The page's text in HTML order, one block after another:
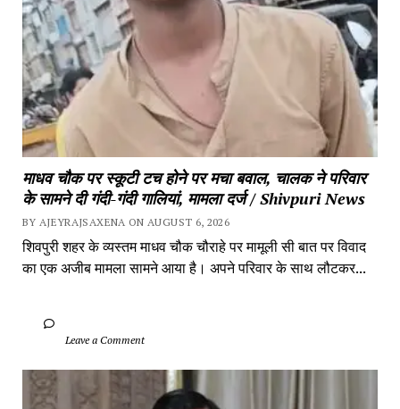
माधव चौक पर स्कूटी टच होने पर मचा बवाल, चालक ने परिवार
के सामने दी गंदी-गंदी गालियां, मामला दर्ज / Shivpuri News
BY AJEYRAJSAXENA ON AUGUST 6, 2026
शिवपुरी शहर के व्यस्तम माधव चौक चौराहे पर मामूली सी बात पर विवाद
का एक अजीब मामला सामने आया है। अपने परिवार के साथ लौटकर...
		Leave a Comment